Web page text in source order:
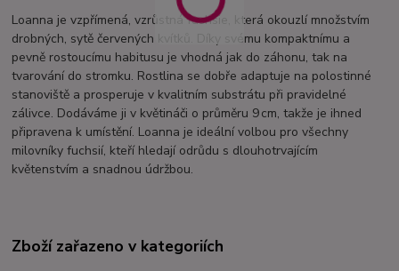
Loanna je vzpřímená, vzrůstná fuchsie, která okouzlí množstvím
drobných, sytě červených kvítků. Díky svému kompaktnímu a
pevně rostoucímu habitusu je vhodná jak do záhonu, tak na
tvarování do stromku. Rostlina se dobře adaptuje na polostinné
stanoviště a prosperuje v kvalitním substrátu při pravidelné
zálivce. Dodáváme ji v květináči o průměru 9 cm, takže je ihned
připravena k umístění. Loanna je ideální volbou pro všechny
milovníky fuchsií, kteří hledají odrůdu s dlouhotrvajícím
květenstvím a snadnou údržbou.
Zboží zařazeno v kategoriích